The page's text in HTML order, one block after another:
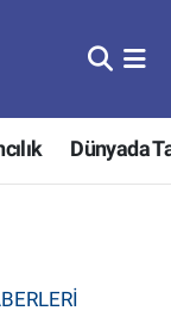
Dünyada